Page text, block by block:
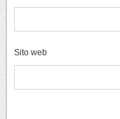
Sito web